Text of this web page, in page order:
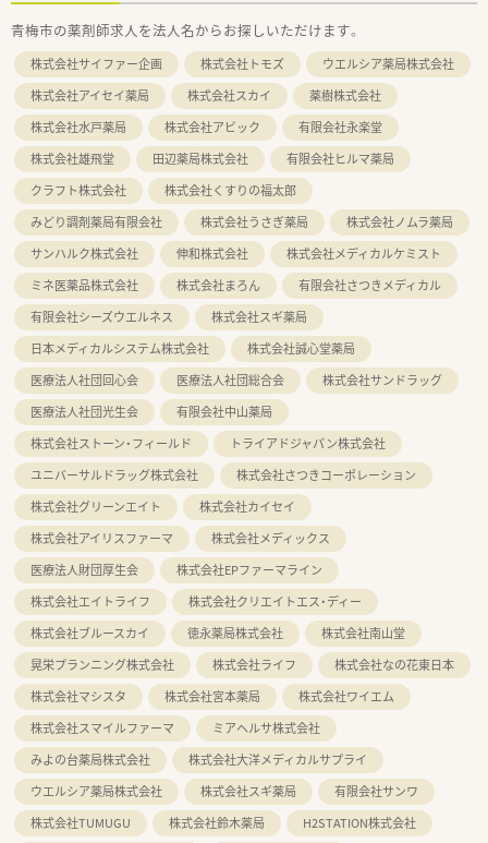
青梅市の薬剤師求人を法人名からお探しいただけます。
株式会社サイファー企画 株式会社トモズ
ウエルシア薬局株式会社
株式会社アイセイ薬局
株式会社スカイ
薬樹株式会社
株式会社水戸薬局
株式会社アビック
有限会社永楽堂
株式会社雄飛堂
田辺薬局株式会社
有限会社ヒルマ薬局
クラフト株式会社
株式会社くすりの福太郎
みどり調剤薬局有限会社
株式会社うさぎ薬局
株式会社ノムラ薬局
サンハルク株式会社
伸和株式会社
株式会社メディカルケミスト
ミネ医薬品株式会社
株式会社まろん
有限会社さつきメディカル
有限会社シーズウエルネス
株式会社スギ薬局
日本メディカルシステム株式会社
株式会社誠心堂薬局
医療法人社団回心会
医療法人社団総合会
株式会社サンドラッグ
医療法人社団光生会
有限会社中山薬局
株式会社ストーン・フィールド
トライアドジャパン株式会社
ユニバーサルドラッグ株式会社
株式会社さつきコーポレーション
株式会社グリーンエイト
株式会社カイセイ
株式会社アイリスファーマ
株式会社メディックス
医療法人財団厚生会
株式会社EPファーマライン
株式会社エイトライフ
株式会社クリエイトエス・ディー
株式会社ブルースカイ
徳永薬局株式会社
株式会社南山堂
晃栄プランニング株式会社
株式会社ライフ
株式会社なの花東日本
株式会社マシスタ
株式会社宮本薬局
株式会社ワイエム
株式会社スマイルファーマ
ミアヘルサ株式会社
みよの台薬局株式会社
株式会社大洋メディカルサプライ
ウエルシア薬局株式会社
株式会社スギ薬局
有限会社サンワ
株式会社TUMUGU
株式会社鈴木薬局
H2STATION株式会社